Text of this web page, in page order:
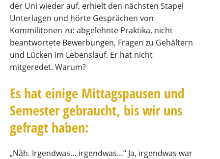
der Uni wieder auf, erhielt den nächsten Stapel
Unterlagen und hörte Gesprächen von
Kommilitonen zu: abgelehnte Praktika, nicht
beantwortete Bewerbungen, Fragen zu Gehältern
und Lücken im Lebenslauf. Er hat nicht
mitgeredet. Warum?
Es hat einige Mittagspausen und
Semester gebraucht, bis wir uns
gefragt haben:
„Näh. Irgendwas… irgendwas…“ Ja, irgendwas war